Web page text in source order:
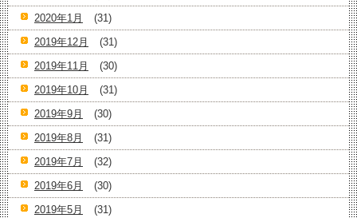
2020年1月
(31)
2019年12月
(31)
2019年11月
(30)
2019年10月
(31)
2019年9月
(30)
2019年8月
(31)
2019年7月
(32)
2019年6月
(30)
2019年5月
(31)